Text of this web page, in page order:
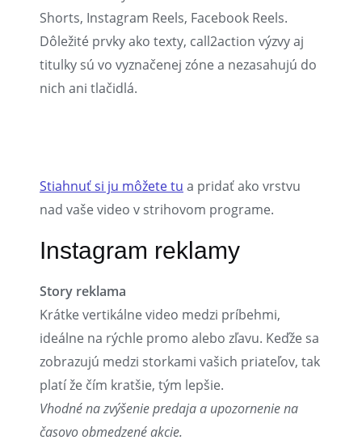
Shorts, Instagram Reels, Facebook Reels.
Dôležité prvky ako texty, call2action výzvy aj
titulky sú vo vyznačenej zóne a nezasahujú do
nich ani tlačidlá.
Stiahnuť si ju môžete tu a pridať ako vrstvu
nad vaše video v strihovom programe.
Instagram reklamy
Story reklama
Krátke vertikálne video medzi príbehmi,
ideálne na rýchle promo alebo zľavu. Keďže sa
zobrazujú medzi storkami vašich priateľov, tak
platí že čím kratšie, tým lepšie.
Vhodné na zvýšenie predaja a upozornenie na
časovo obmedzené akcie.